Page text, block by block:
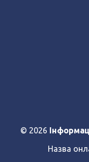
© 2026
Назва